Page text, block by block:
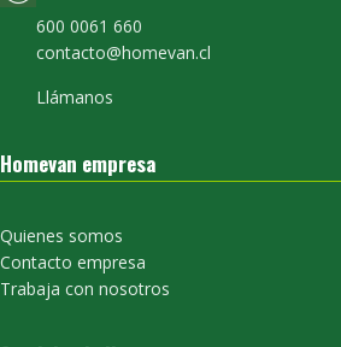
600 0061 660
contacto@homevan.cl
Llámanos
Homevan empresa
Quienes somos
Contacto empresa
Trabaja con nosotros